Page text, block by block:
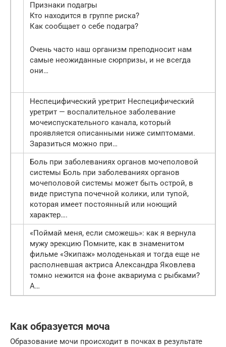
Признаки подагры
Кто находится в группе риска?
Как сообщает о себе подагра?
Очень часто наш организм преподносит нам
самые неожиданные сюрпризы, и не всегда
они…
Неспецифический уретрит Неспецифический
уретрит — воспалительное заболевание
мочеиспускательного канала, который
проявляется описанными ниже симптомами.
Заразиться можно при…
Боль при заболеваниях органов мочеполовой
системы Боль при заболеваниях органов
мочеполовой системы может быть острой, в
виде приступа почечной колики, или тупой,
которая имеет постоянный или ноющий
характер….
«Поймай меня, если сможешь»: как я вернула
мужу эрекцию Помните, как в знаменитом
фильме «Экипаж» молоденькая и тогда еще не
располневшая актриса Александра Яковлева
томно нежится на фоне аквариума с рыбками?
А…
Как образуется моча
Образование мочи происходит в почках в результате